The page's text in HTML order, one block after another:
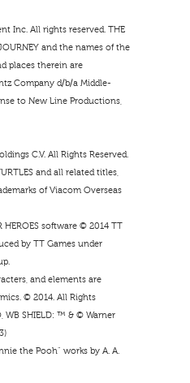
Inc. All rights reserved. THE
and the names of the
places therein are
Company d/b/a Middle-
to New Line Productions,
C.V. All Rights Reserved.
and all related titles,
of Viacom Overseas
HEROES software © 2014 TT
by TT Games under
and elements are
© 2014. All Rights
WB SHIELD: ™ & © Warner
the Pooh” works by A. A.